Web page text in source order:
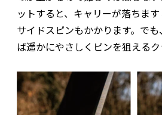
ットすると、キャリーが落ちま
サイドスピンもかかります。で
ば遥かにやさしくピンを狙えるク